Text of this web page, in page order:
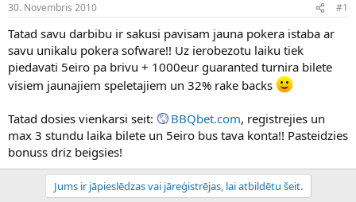
n
a
u
z
s
ā
ē
j
s
a
u
m
s
30. Novembris 2010 #1
Tatad savu darbibu ir sakusi pavisam jauna pokera istaba ar
savu unikalu pokera sofware!! Uz ierobezotu laiku tiek
piedavati 5eiro pa brivu + 1000eur guaranted turnira bilete
visiem jaunajiem speletajiem un 32% rake backs
Tatad dosies vienkarsi seit: BBQbet.com, registrejies un
max 3 stundu laika bilete un 5eiro bus tava konta!! Pasteidzies
bonuss driz beigsies!
Jums ir jāpieslēdzas vai jāreģistrējas, lai atbildētu šeit.